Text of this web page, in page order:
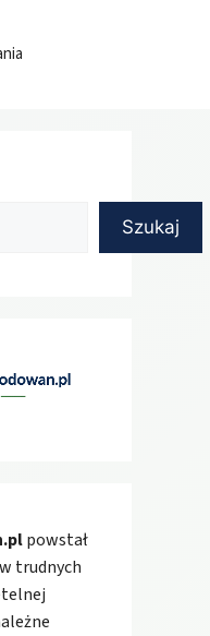
Szukaj
powstał
trudnych